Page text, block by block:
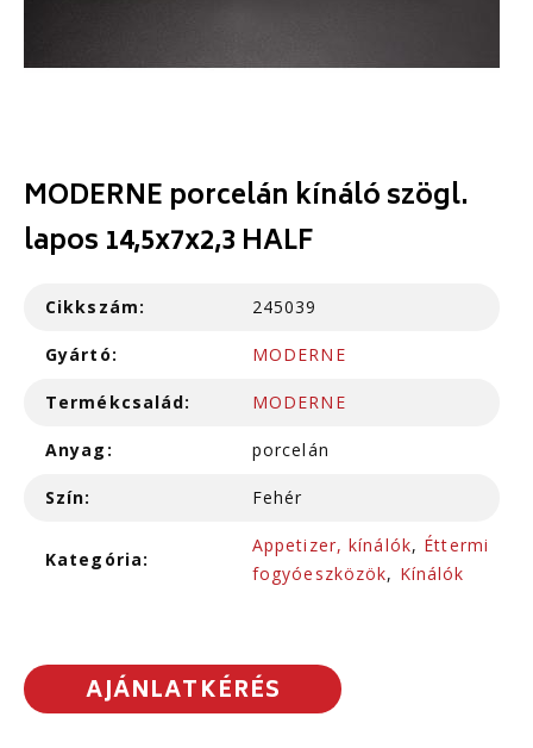
MODERNE porcelán kínáló szögl.
lapos 14,5x7x2,3 HALF
Cikkszám: 245039
Gyártó: MODERNE
Termékcsalád: MODERNE
Anyag: porcelán
Szín: Fehér
Kategória:
Appetizer, kínálók, Éttermi
fogyóeszközök, Kínálók
AJÁNLATKÉRÉS